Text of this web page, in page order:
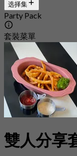
选择集
Party Pack
套裝菜單
雙人分享